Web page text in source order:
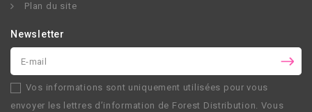
Plan du site
Newsletter
Vos informations sont uniquement utilisées pour vous
envoyer les lettres d’information de Forest Distribution. Vous